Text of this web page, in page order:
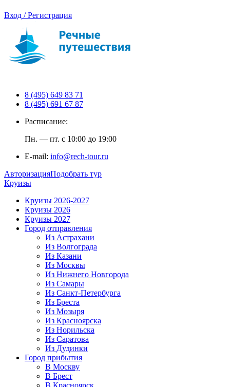
Вход / Регистрация
8 (495) 649 83 71
8 (495) 691 67 87
Расписание:
Пн. — пт. с 10:00 до 19:00
E-mail: info@rech-tour.ru
АвторизацияПодобрать тур
Круизы
Круизы 2026-2027
Круизы 2026
Круизы 2027
Город отправления
Из Астрахани
Из Волгограда
Из Казани
Из Москвы
Из Нижнего Новгорода
Из Самары
Из Санкт-Петербурга
Из Бреста
Из Мозыря
Из Красноярска
Из Норильска
Из Саратова
Из Дудинки
Город прибытия
В Москву
В Брест
В Красноярск